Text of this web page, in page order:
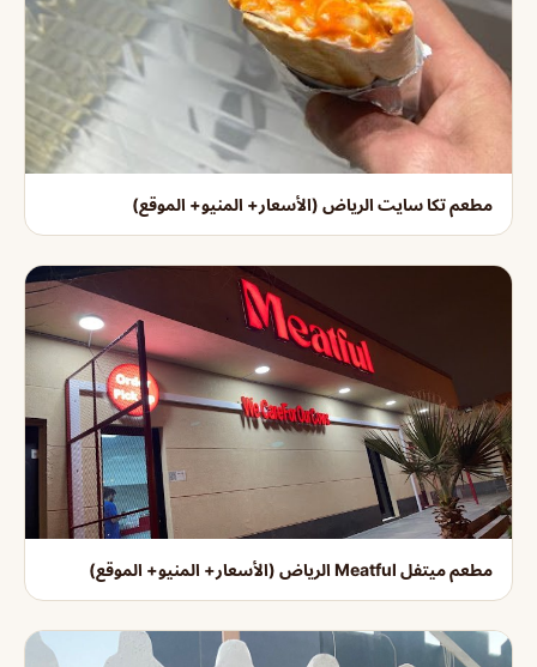
مطعم تكا سايت الرياض (الأسعار+ المنيو+ الموقع)
مطعم ميتفل Meatful الرياض (الأسعار+ المنيو+ الموقع)